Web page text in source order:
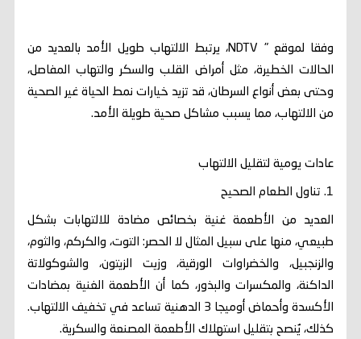
وفقا لموقع " NDTV، يرتبط الالتهاب طويل الأمد بالعديد من
الحالات الخطيرة، مثل أمراض القلب والسكر والتهاب المفاصل،
وحتى بعض أنواع السرطان، قد تزيد خيارات نمط الحياة غير الصحية
من الالتهاب، مما يسبب مشاكل صحية طويلة الأمد.
عادات يومية لتقليل الالتهاب
1. تناول الطعام الصحيح
العديد من الأطعمة غنية بخصائص مضادة للالتهابات بشكل
طبيعي، منها على سبيل المثال لا الحصر: التوت، والكركم، والثوم،
والزنجبيل، والخضراوات الورقية، وزيت الزيتون، والشوكولاتة
الداكنة، والمكسرات والبذور، كما أن الأطعمة الغنية بمضادات
الأكسدة وأحماض أوميجا 3 الدهنية تساعد في تخفيف الالتهاب.
كذلك، يُنصح بتقليل استهلاك الأطعمة المصنعة والسكرية.